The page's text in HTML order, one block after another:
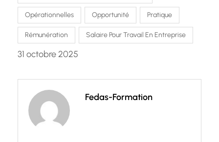
Opérationnelles Opportunité Pratique
Rémunération Salaire Pour Travail En Entreprise
31 octobre 2025
Fedas-Formation